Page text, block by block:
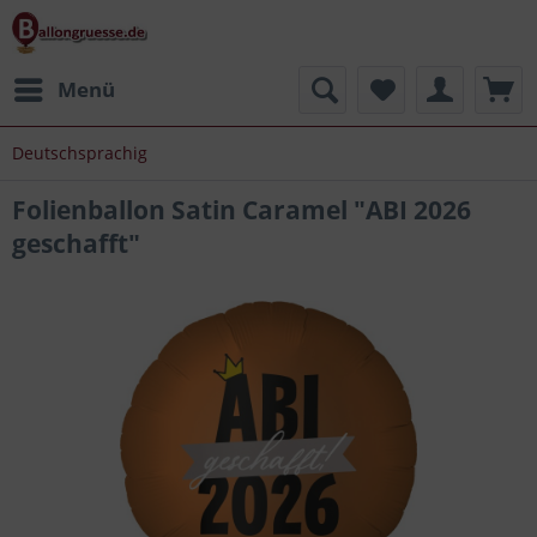
Menü
Deutschsprachig
Folienballon Satin Caramel "ABI 2026
geschafft"